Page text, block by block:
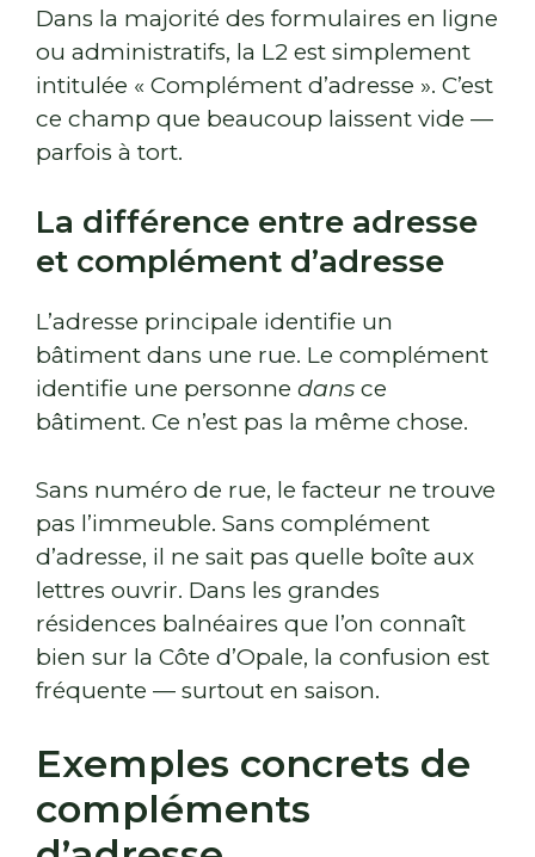
Dans la majorité des formulaires en ligne
ou administratifs, la L2 est simplement
intitulée « Complément d’adresse ». C’est
ce champ que beaucoup laissent vide —
parfois à tort.
La différence entre adresse
et complément d’adresse
L’adresse principale identifie un
bâtiment dans une rue. Le complément
identifie une personne dans ce
bâtiment. Ce n’est pas la même chose.
Sans numéro de rue, le facteur ne trouve
pas l’immeuble. Sans complément
d’adresse, il ne sait pas quelle boîte aux
lettres ouvrir. Dans les grandes
résidences balnéaires que l’on connaît
bien sur la Côte d’Opale, la confusion est
fréquente — surtout en saison.
Exemples concrets de
compléments